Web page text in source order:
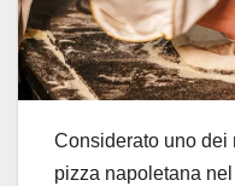
Considerato uno dei
pizza napoletana